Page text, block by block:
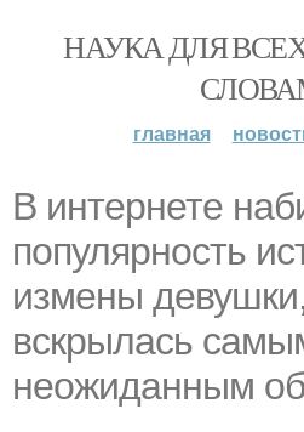
НАУКА ДЛЯ
главная
В интернете
популярность
измены
вскрылась
неожиданным